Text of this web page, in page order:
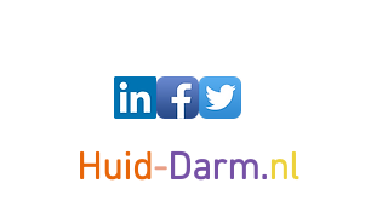
Huid-Darm.nl